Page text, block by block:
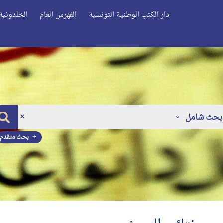
دار الكتب الوطنية التونسية الفهرس العام
بحث شامل
بحث متقدم